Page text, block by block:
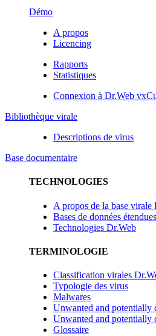
Démo
A propos
Licencing
Rapports
Statistiques
Connexion à Dr.Web
Bibliothèque virale
Descriptions de virus
Base documentaire
TECHNOLOGIES
A propos de la base virale
Bases de données étendues
Technologies Dr.Web
TERMINOLOGIE
Classification virales
Typologie des virus
Malwares
Unwanted and potentially
Unwanted and potentially
Glossaire